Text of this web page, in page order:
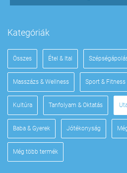
Kategóriák
Összes Étel & Ital
Masszázs & Wellness Sport & Fitness
Kultúra Tanfolyam & Oktatás
Baba & Gyerek Jótékonyság
Még több termék